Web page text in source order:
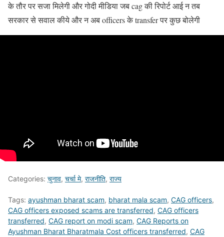
के तौर पर सजा मिलेगी और गोदी मीडिया जब cag की रिपोर्ट आई न तब
सरकार से सवाल कीये और न अब officers के transfer पर कुछ बोलेगी
Categories: चुनाव, चर्चा मे, राजनीति, राज्य
Tags: ayushman bharat scam, bharat mala scam, CAG officers,
CAG officers exposed scams are transferred, CAG officers
transferred, CAG report on modi scam, CAG Reports on
Ayushman Bharat Bharatmala Cost officers transferred, CAG